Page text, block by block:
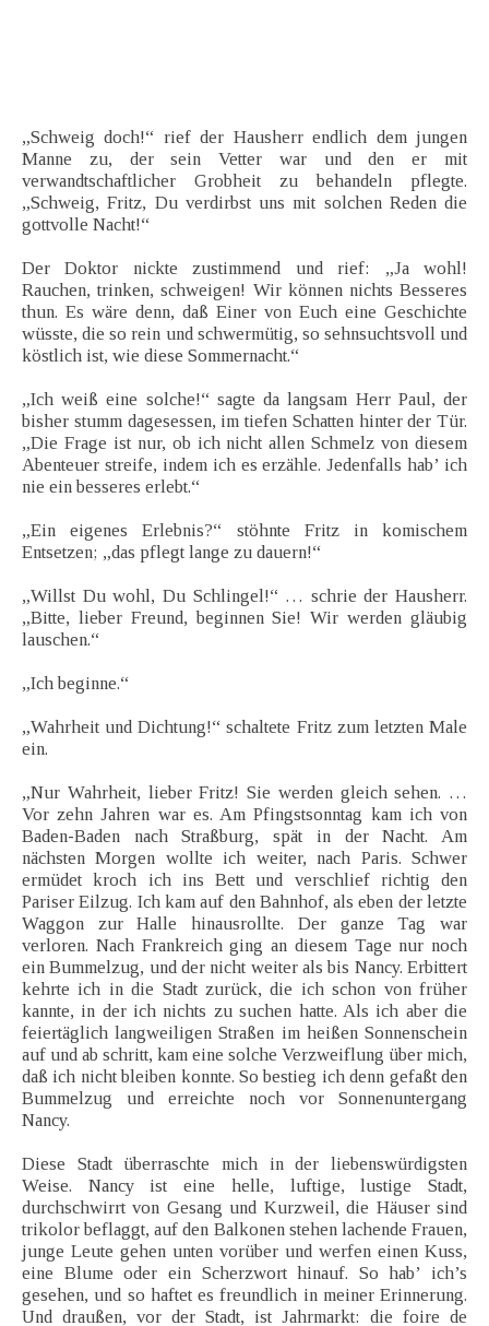
„Schweig doch!“ rief der Hausherr endlich dem jungen
Manne zu, der sein Vetter war und den er mit
verwandtschaftlicher Grobheit zu behandeln pflegte.
„Schweig, Fritz, Du verdirbst uns mit solchen Reden die
gottvolle Nacht!“
Der Doktor nickte zustimmend und rief: „Ja wohl!
Rauchen, trinken, schweigen! Wir können nichts Besseres
thun. Es wäre denn, daß Einer von Euch eine Geschichte
wüsste, die so rein und schwermütig, so sehnsuchtsvoll und
köstlich ist, wie diese Sommernacht.“
„Ich weiß eine solche!“ sagte da langsam Herr Paul, der
bisher stumm dagesessen, im tiefen Schatten hinter der Tür.
„Die Frage ist nur, ob ich nicht allen Schmelz von diesem
Abenteuer streife, indem ich es erzähle. Jedenfalls hab’ ich
nie ein besseres erlebt.“
„Ein eigenes Erlebnis?“ stöhnte Fritz in komischem
Entsetzen; „das pflegt lange zu dauern!“
„Willst Du wohl, Du Schlingel!“ … schrie der Hausherr.
„Bitte, lieber Freund, beginnen Sie! Wir werden gläubig
lauschen.“
„Ich beginne.“
„Wahrheit und Dichtung!“ schaltete Fritz zum letzten Male
ein.
„Nur Wahrheit, lieber Fritz! Sie werden gleich sehen. …
Vor zehn Jahren war es. Am Pfingstsonntag kam ich von
Baden-Baden nach Straßburg, spät in der Nacht. Am
nächsten Morgen wollte ich weiter, nach Paris. Schwer
ermüdet kroch ich ins Bett und verschlief richtig den
Pariser Eilzug. Ich kam auf den Bahnhof, als eben der letzte
Waggon zur Halle hinausrollte. Der ganze Tag war
verloren. Nach Frankreich ging an diesem Tage nur noch
ein Bummelzug, und der nicht weiter als bis Nancy. Erbittert
kehrte ich in die Stadt zurück, die ich schon von früher
kannte, in der ich nichts zu suchen hatte. Als ich aber die
feiertäglich langweiligen Straßen im heißen Sonnenschein
auf und ab schritt, kam eine solche Verzweiflung über mich,
daß ich nicht bleiben konnte. So bestieg ich denn gefaßt den
Bummelzug und erreichte noch vor Sonnenuntergang
Nancy.
Diese Stadt überraschte mich in der liebenswürdigsten
Weise. Nancy ist eine helle, luftige, lustige Stadt,
durchschwirrt von Gesang und Kurzweil, die Häuser sind
trikolor beflaggt, auf den Balkonen stehen lachende Frauen,
junge Leute gehen unten vorüber und werfen einen Kuss,
eine Blume oder ein Scherzwort hinauf. So hab’ ich’s
gesehen, und so haftet es freundlich in meiner Erinnerung.
Und draußen, vor der Stadt, ist Jahrmarkt: die foire de